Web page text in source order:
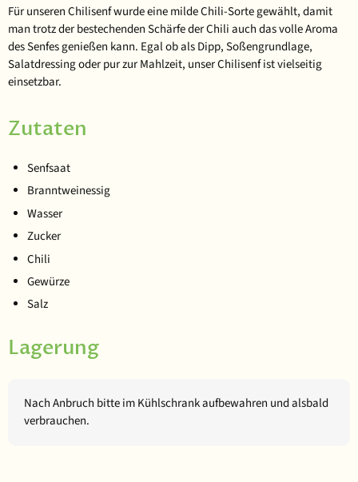
Für unseren Chilisenf wurde eine milde Chili-Sorte gewählt, damit
man trotz der bestechenden Schärfe der Chili auch das volle Aroma
des Senfes genießen kann. Egal ob als Dipp, Soßengrundlage,
Salatdressing oder pur zur Mahlzeit, unser Chilisenf ist vielseitig
einsetzbar.
Zutaten
Senfsaat
Branntweinessig
Wasser
Zucker
Chili
Gewürze
Salz
Lagerung
Nach Anbruch bitte im Kühlschrank aufbewahren und alsbald
verbrauchen.